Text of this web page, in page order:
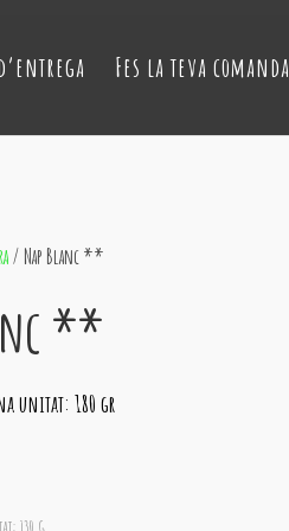
Fes la teva comanda
/ Nap Blanc **
**
unitat: 180 gr
130 G